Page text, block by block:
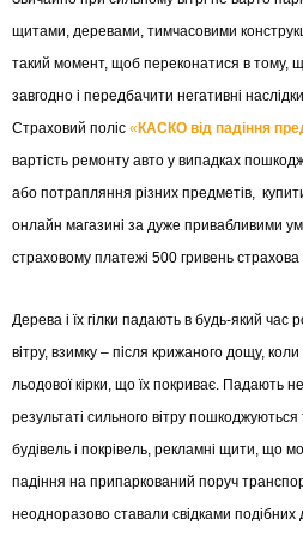
щитами, деревами, тимчасовими
такий момент, щоб переконатися в тому,
завгодно і передбачити негативні
Страховий поліс «КАСКО від падіння
вартість ремонту авто у випадках
або потрапляння різних предметів,
онлайн магазині за дуже привабливими
страховому платежі 500 гривень
Дерева і їх гілки падають в будь-який час
вітру, взимку – після крижаного дощу,
льодової кірки, що їх покриває. Падають не
результаті сильного вітру
будівель і покрівель, рекламні щити, що
падіння на припаркований поруч
неодноразово ставали свідками подібних